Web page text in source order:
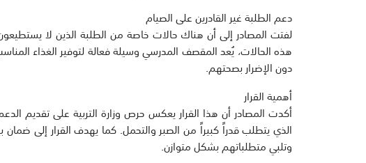
دعم الطلبة غير القادرين على الصيام
لفتت المصادر إلى أن هناك حالات خاصة من الطلبة الذين لا
هذه الحالات، يُعد المقصف المدرسي وسيلة فعالة لتوفير الغذاء
دون الإضرار بصحتهم.
أهمية القرار
أكدت المصادر أن هذا القرار يعكس حرص وزارة التربية على تقديم
الذي يتطلب قدراً كبيراً من الصبر والتحمل. كما يهدف القرار إلى
وتلبي متطلباتهم بشكل متوازن.